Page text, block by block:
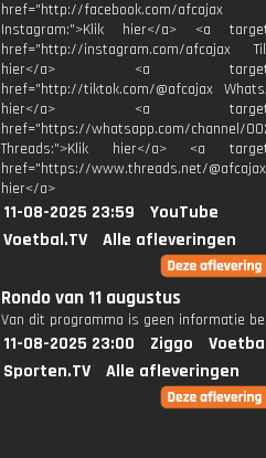
href="http://facebook.com/afcajax
Instagram:">Klik hier</a> <a
href="http://instagram.com/afcajax
hier</a> <a
href="http://tiktok.com/@afcajax
hier</a> <a
href="https://whatsapp.com/channel/
Threads:">Klik hier</a> <a
href="https://www.threads.net/
hier</a>
11-08-2025 23:59
YouTube
Voetbal.TV
Alle afleveringen
Rondo van 11 augustus
Van dit programma is geen informatie
11-08-2025 23:00 Ziggo
Sporten.TV
Alle afleveringen